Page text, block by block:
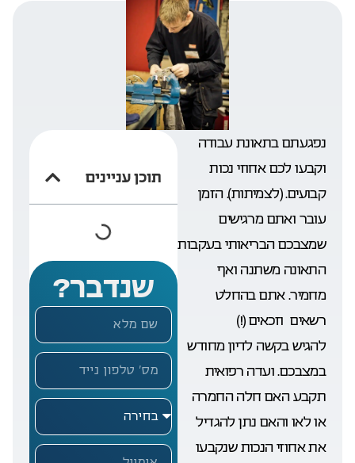
תוכן עניינים
שנדבר?
נפגעתם בתאונת עבודה
וקבעו לכם אחוזי נכות
קבועים. (לצמיתות). הזמן
עובר ואתם מרגישים
שמצבכם הבריאותי בעקבות
התאונה משתנה ואף
מחמיר. אתם בהחלט
רשאים וזכאים (!)
להגיש בקשה לדיון מחודש
במצבכם. ועדה רפואית
תקבע האם חלה החמרה
או לאו והאם נתן להגדיל
את אחוזי הנכות שנקבעו